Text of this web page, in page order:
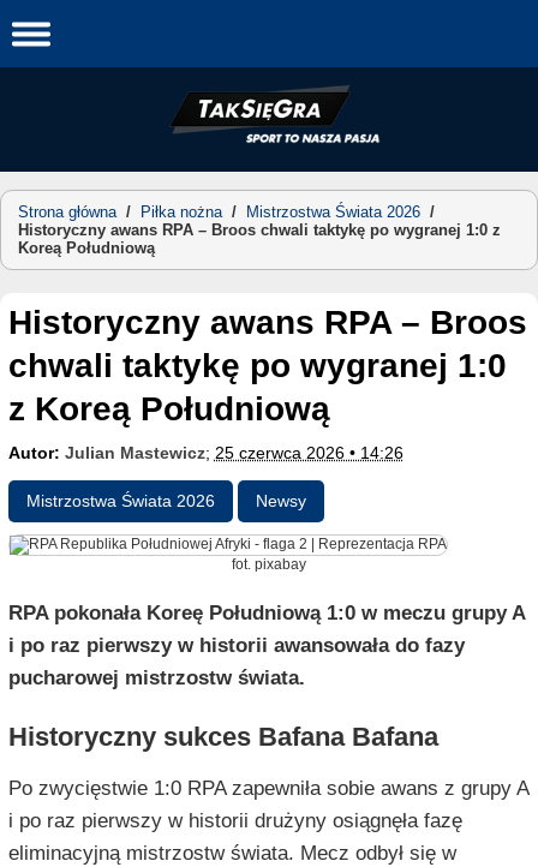
to
Strona główna/ Piłka nożna/ Mistrzostwa Świata 2026 /
Historyczny awans RPA – Broos chwali taktykę po wygranej 1:0 z
Koreą Południową
Historyczny awans RPA – Broos
chwali taktykę po wygranej 1:0
z Koreą Południową
Autor: Julian Mastewicz; 25 czerwca 2026 • 14:26
Mistrzostwa Świata 2026 Newsy
fot. pixabay
RPA pokonała Koreę Południową 1:0 w meczu grupy A
i po raz pierwszy w historii awansowała do fazy
pucharowej mistrzostw świata.
Historyczny sukces Bafana Bafana
Po zwycięstwie 1:0 RPA zapewniła sobie awans z grupy A
i po raz pierwszy w historii drużyny osiągnęła fazę
eliminacyjną mistrzostw świata. Mecz odbył się w